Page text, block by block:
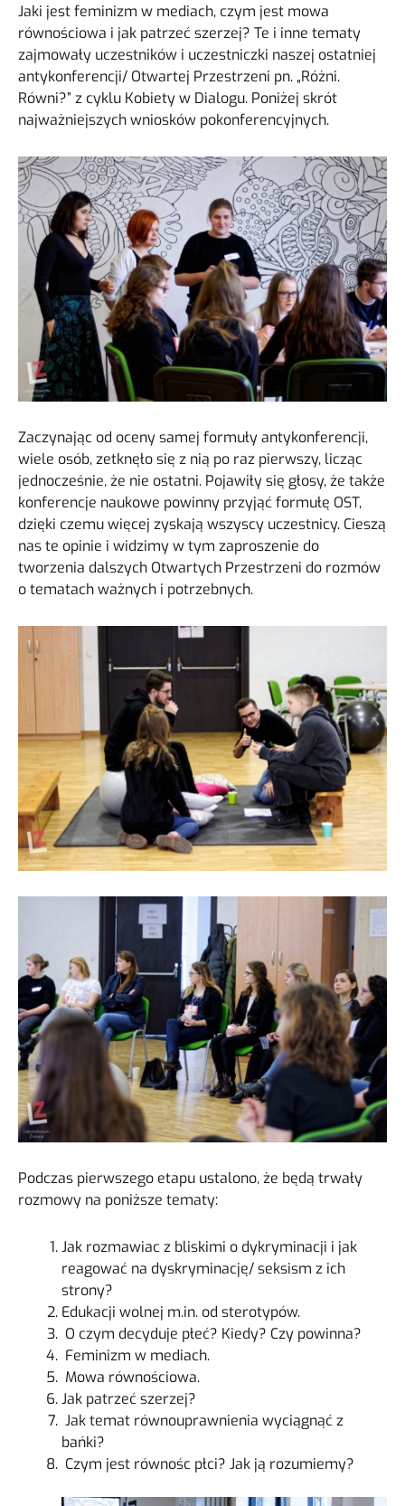
Jaki jest feminizm w mediach, czym jest mowa
równościowa i jak patrzeć szerzej? Te i inne tematy
zajmowały uczestników i uczestniczki naszej ostatniej
antykonferencji/ Otwartej Przestrzeni pn. „Różni.
Równi?” z cyklu Kobiety w Dialogu. Poniżej skrót
najważniejszych wniosków pokonferencyjnych.
Zaczynając od oceny samej formuły antykonferencji,
wiele osób, zetknęło się z nią po raz pierwszy, licząc
jednocześnie, że nie ostatni. Pojawiły się głosy, że także
konferencje naukowe powinny przyjąć formułę OST,
dzięki czemu więcej zyskają wszyscy uczestnicy. Cieszą
nas te opinie i widzimy w tym zaproszenie do
tworzenia dalszych Otwartych Przestrzeni do rozmów
o tematach ważnych i potrzebnych.
Podczas pierwszego etapu ustalono, że będą trwały
rozmowy na poniższe tematy:
Jak rozmawiac z bliskimi o dykryminacji i jak
reagować na dyskryminację/ seksism z ich
strony?
Edukacji wolnej m.in. od sterotypów.
O czym decyduje płeć? Kiedy? Czy powinna?
Feminizm w mediach.
Mowa równościowa.
Jak patrzeć szerzej?
Jak temat równouprawnienia wyciągnąć z
bańki?
Czym jest równośc płci? Jak ją rozumiemy?